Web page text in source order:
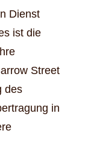
Dienst
ist die
Street
des
in